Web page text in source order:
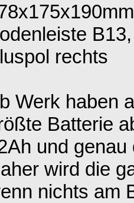
B13,
rechts
Werk haben
Batterie
und
wird die
nichts am